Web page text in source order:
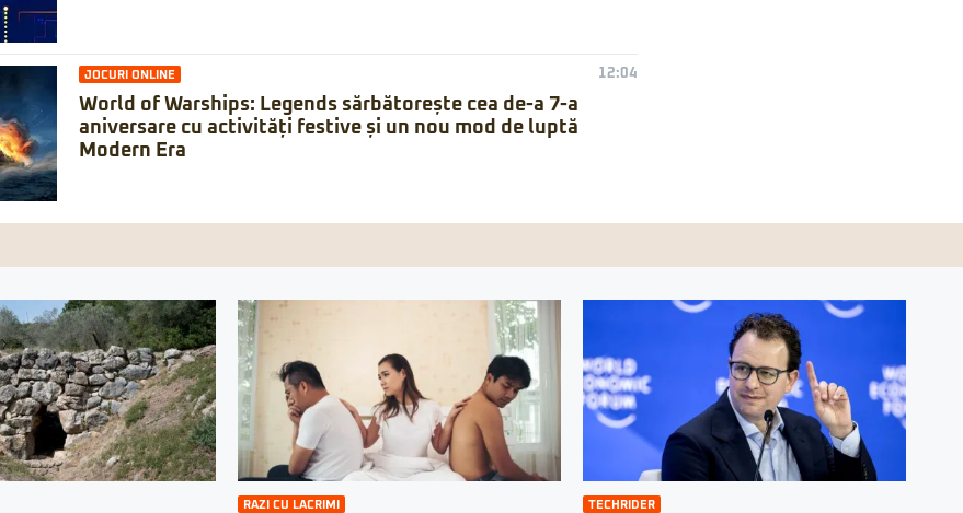
JOCURI ONLINE 12:04
World of Warships: Legends sărbătorește cea de-a 7-a
aniversare cu activități festive și un nou mod de luptă
Modern Era
RAZI CU LACRIMI TECHRIDER